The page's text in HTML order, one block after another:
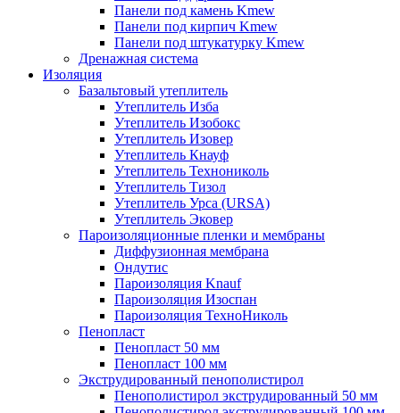
Панели под камень Kmew
Панели под кирпич Kmew
Панели под штукатурку Kmew
Дренажная система
Изоляция
Базальтовый утеплитель
Утеплитель Изба
Утеплитель Изобокс
Утеплитель Изовер
Утеплитель Кнауф
Утеплитель Технониколь
Утеплитель Тизол
Утеплитель Урса (URSA)
Утеплитель Эковер
Пароизоляционные пленки и мембраны
Диффузионная мембрана
Ондутис
Пароизоляция Knauf
Пароизоляция Изоспан
Пароизоляция ТехноНиколь
Пенопласт
Пенопласт 50 мм
Пенопласт 100 мм
Экструдированный пенополистирол
Пенополистирол экструдированный 50 мм